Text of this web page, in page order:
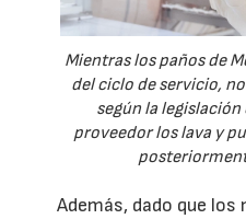
Mientras los paños de
del ciclo de servicio,
según la
proveedor los lava y
Además, dado que